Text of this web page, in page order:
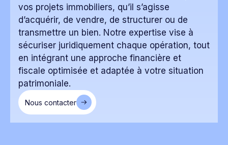
vos projets immobiliers, qu’il s’agisse
d’acquérir, de vendre, de structurer ou de
transmettre un bien. Notre expertise vise à
sécuriser juridiquement chaque opération, tout
en intégrant une approche financière et
fiscale optimisée et adaptée à votre situation
patrimoniale.
Nous contacter